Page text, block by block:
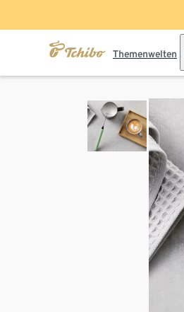
Themenwelten